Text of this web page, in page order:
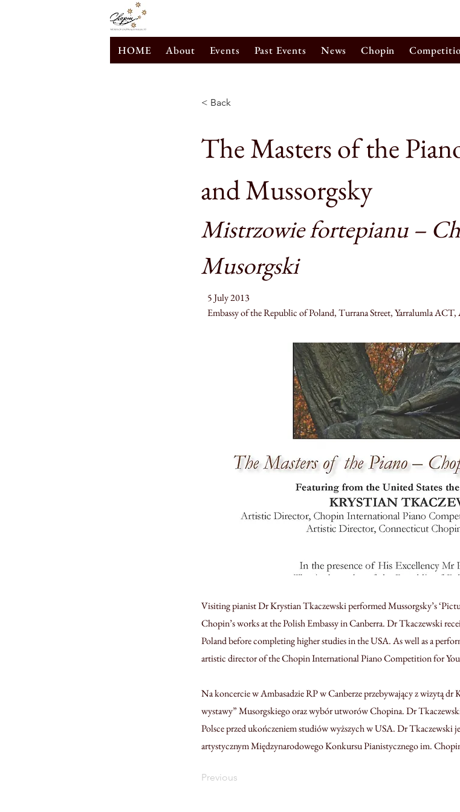
HOME About Events Past Events News Chopin
< Back
The Masters of the
and Mussorgsky
Mistrzowie fortepianu –
Musorgski
5 July 2013
Embassy of the Republic of Poland, Turrana Street, Yarralumla ACT,
Visiting pianist Dr Krystian Tkaczewski performed Mussorgsky’s
Chopin’s works at the Polish Embassy in Canberra. Dr Tkaczewski
Poland before completing higher studies in the USA. As well as a
artistic director of the Chopin International Piano Competition for
Na koncercie w Ambasadzie RP w Canberze przebywający z wizytą
wystawy” Musorgskiego oraz wybór utworów Chopina. Dr
Polsce przed ukończeniem studiów wyższych w USA. Dr Tkaczewski
artystycznym Międzynarodowego Konkursu Pianistycznego im.
Previous